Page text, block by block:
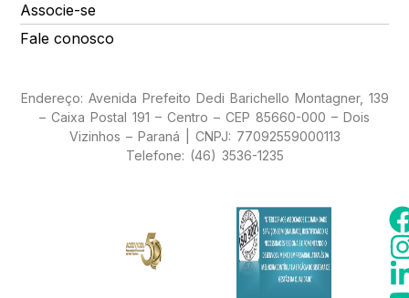
Associe-se
Fale conosco
Endereço: Avenida Prefeito Dedi Barichello Montagner, 139
– Caixa Postal 191 – Centro – CEP 85660-000 – Dois
Vizinhos – Paraná | CNPJ: 77092559000113
Telefone: (46) 3536-1235